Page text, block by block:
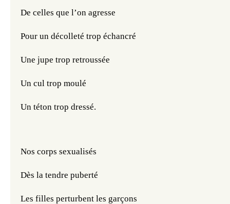
De celles que l’on agresse
Pour un décolleté trop échancré
Une jupe trop retroussée
Un cul trop moulé
Un téton trop dressé.
Nos corps sexualisés
Dès la tendre puberté
Les filles perturbent les garçons